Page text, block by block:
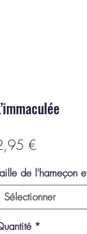
€Prix
de l'hameçon
Sélectionner
*